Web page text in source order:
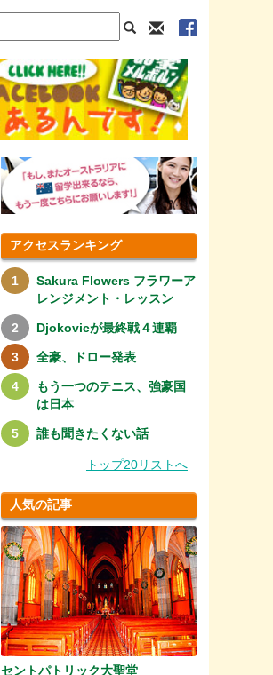
アクセスランキング
Sakura Flowers フラワーア
レンジメント・レッスン
Djokovicが最終戦４連覇
全豪、ドロー発表
もう一つのテニス、強豪国
は日本
誰も聞きたくない話
トップ20リストへ
人気の記事
セントパトリック大聖堂